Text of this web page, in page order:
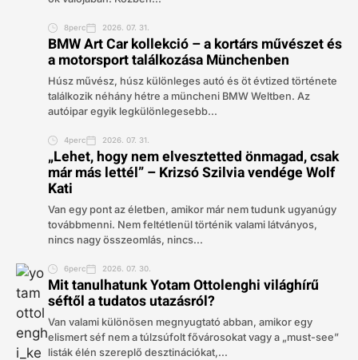
8perc 2026. 07. 31.
BMW Art Car kollekció – a kortárs művészet és
a motorsport találkozása Münchenben
Húsz művész, húsz különleges autó és öt évtized története
találkozik néhány hétre a müncheni BMW Weltben. Az
autóipar egyik legkülönlegesebb...
4perc 2026. 07. 31.
„Lehet, hogy nem elvesztetted önmagad, csak
már más lettél” – Krizsó Szilvia vendége Wolf
Kati
Van egy pont az életben, amikor már nem tudunk ugyanúgy
továbbmenni. Nem feltétlenül történik valami látványos,
nincs nagy összeomlás, nincs...
6perc 2026. 07. 30.
Mit tanulhatunk Yotam Ottolenghi világhírű
séftől a tudatos utazásról?
Van valami különösen megnyugtató abban, amikor egy
elismert séf nem a túlzsúfolt fővárosokat vagy a „must-see”
listák élén szereplő desztinációkat,...